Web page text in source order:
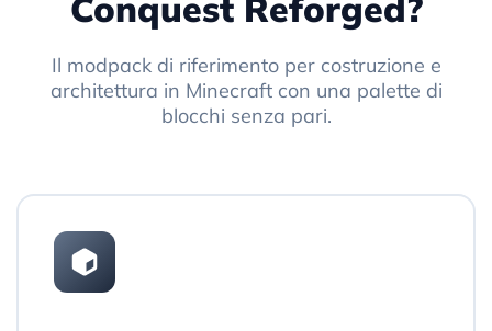
Il modpack di riferimento per costruzione e
architettura in Minecraft con una palette di
blocchi senza pari.